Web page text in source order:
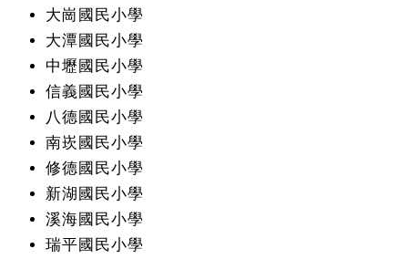
大崗國民小學
大潭國民小學
中壢國民小學
信義國民小學
八德國民小學
南崁國民小學
修德國民小學
新湖國民小學
溪海國民小學
瑞平國民小學